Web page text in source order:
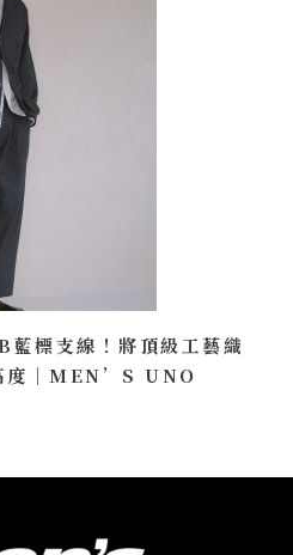
標支線！將頂級工藝織
度｜MEN’S UNO